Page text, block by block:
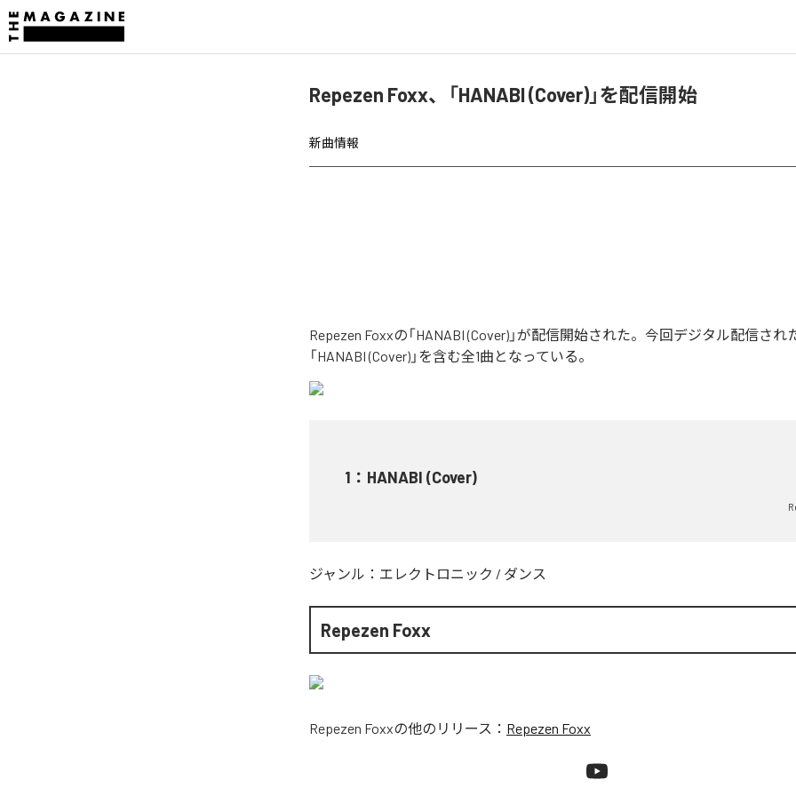
Repezen Foxx、「HANABI (Cover)」を配信開始
新曲情報
Repezen Foxxの「HANABI (Cover)」が配信開始された。今回デジタル配信され
「HANABI (Cover)」を含む全1曲となっている。
1 ： HANABI (Cover)
ジャンル： エレクトロニック / ダンス
Repezen Foxx
Repezen Foxxの他のリリース： Repezen Foxx